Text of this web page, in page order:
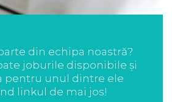
din echipa noastră?
joburile disponibile și
pentru unul dintre ele
linkul de mai jos!